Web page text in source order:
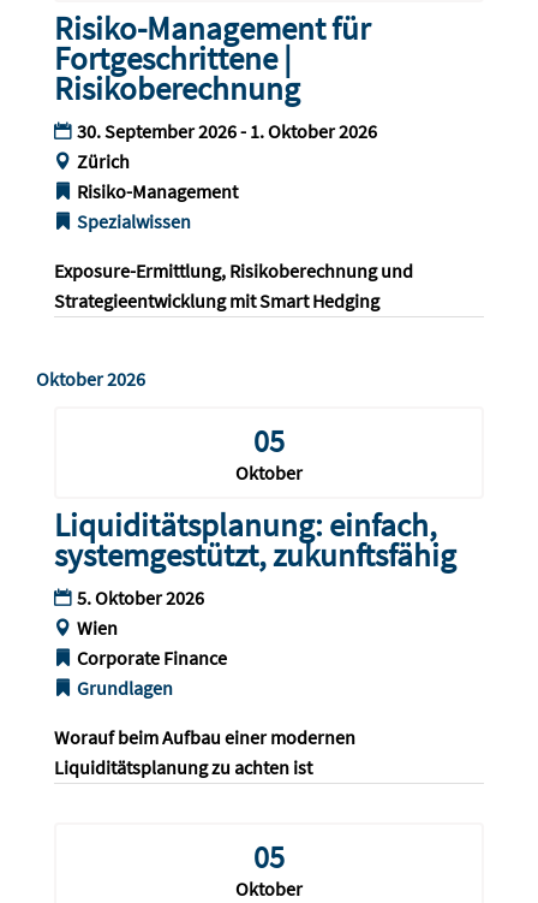
Risiko-Management für
Fortgeschrittene |
Risikoberechnung
30. September 2026 - 1. Oktober 2026
Zürich
Risiko-Management
Spezialwissen
Exposure-Ermittlung, Risikoberechnung und
Strategieentwicklung mit Smart Hedging
Oktober 2026
05
Oktober
Liquiditätsplanung: einfach,
systemgestützt, zukunftsfähig
5. Oktober 2026
Wien
Corporate Finance
Grundlagen
Worauf beim Aufbau einer modernen
Liquiditätsplanung zu achten ist
05
Oktober